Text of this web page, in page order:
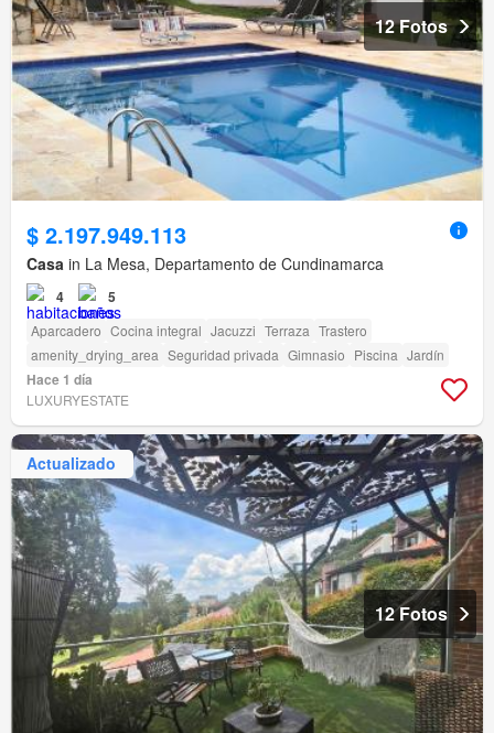
12 Fotos
$ 2.197.949.113
Casa in La Mesa, Departamento de Cundinamarca
4 5
Aparcadero Cocina integral Jacuzzi Terraza Trastero
amenity_drying_area Seguridad privada Gimnasio Piscina Jardín
Hace 1 día
LUXURYESTATE
Actualizado
12 Fotos